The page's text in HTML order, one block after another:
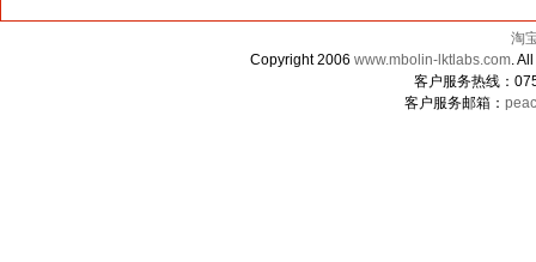
淘
Copyright 2006 www.mbolin-lktlabs.com.
客户服务热线：
客户服务邮箱：